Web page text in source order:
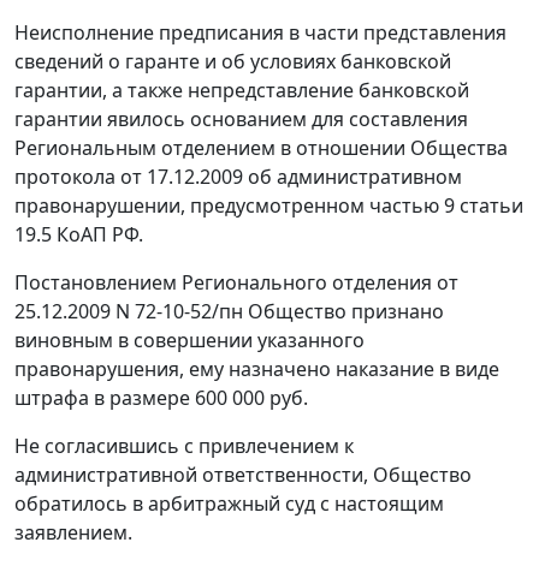
Неисполнение предписания в части представления
сведений о гаранте и об условиях банковской
гарантии, а также непредставление банковской
гарантии явилось основанием для составления
Региональным отделением в отношении Общества
протокола от 17.12.2009 об административном
правонарушении, предусмотренном частью 9 статьи
19.5 КоАП РФ.
Постановлением Регионального отделения от
25.12.2009 N 72-10-52/пн Общество признано
виновным в совершении указанного
правонарушения, ему назначено наказание в виде
штрафа в размере 600 000 руб.
Не согласившись с привлечением к
административной ответственности, Общество
обратилось в арбитражный суд с настоящим
заявлением.